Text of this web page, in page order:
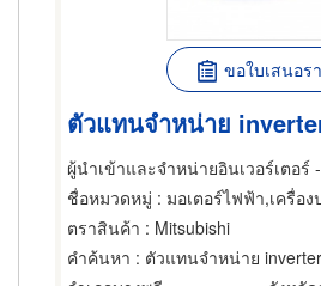
ขอใบเสนอร
ตัวแทนจําหน่าย
ผู้นำเข้าและจำหน่ายอินเวอร์เตอร์
ชื่อหมวดหมู่ : มอเตอร์ไฟฟ้า,เครื่องปรับความเร็วร
ตราสินค้า : Mitsubishi
คำค้นหา : ตัวแทนจําหน่าย